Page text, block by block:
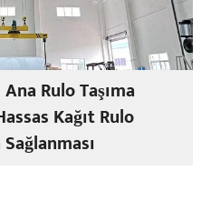
Rulo Taşıma
Kağıt Rulo
Sağlanması